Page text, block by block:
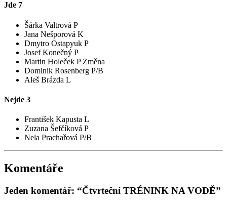
Jde 7
Šárka Valtrová P
Jana Nešporová K
Dmytro Ostapyuk P
Josef Konečný P
Martin Holeček P Změna
Dominik Rosenberg P/B
Aleš Brázda L
Nejde 3
František Kapusta L
Zuzana Šefčíková P
Nela Prachařová P/B
Komentáře
Jeden komentář: “Čtvrteční TRÉNINK NA VODĚ”